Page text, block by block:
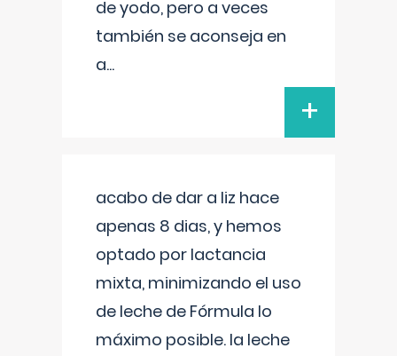
de yodo, pero a veces
también se aconseja en
a...
+
acabo de dar a liz hace
apenas 8 dias, y hemos
optado por lactancia
mixta, minimizando el uso
de leche de Fórmula lo
máximo posible. la leche